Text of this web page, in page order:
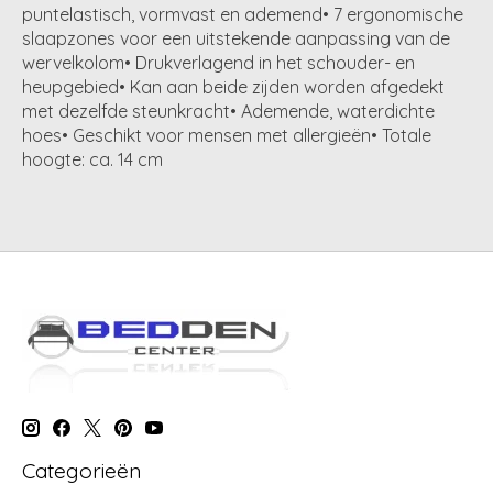
puntelastisch, vormvast en ademend• 7 ergonomische
slaapzones voor een uitstekende aanpassing van de
wervelkolom• Drukverlagend in het schouder- en
heupgebied• Kan aan beide zijden worden afgedekt
met dezelfde steunkracht• Ademende, waterdichte
hoes• Geschikt voor mensen met allergieën• Totale
hoogte: ca. 14 cm
Categorieën